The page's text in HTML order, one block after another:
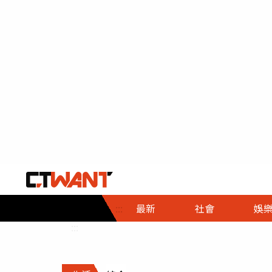
::: 最新 社會
社會首頁
時事
調查
娛樂
娛樂首頁
即時
財經首頁
熱線
政